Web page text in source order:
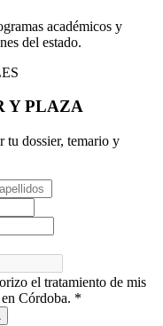
académicos y
del estado.
Y PLAZA
tu dossier, temario y
el tratamiento de mis
Córdoba. *